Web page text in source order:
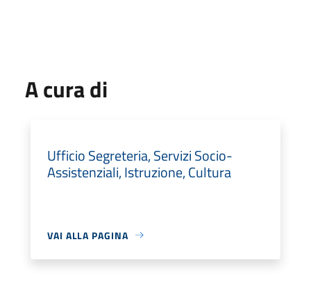
A cura di
Ufficio Segreteria, Servizi Socio-
Assistenziali, Istruzione, Cultura
VAI ALLA PAGINA